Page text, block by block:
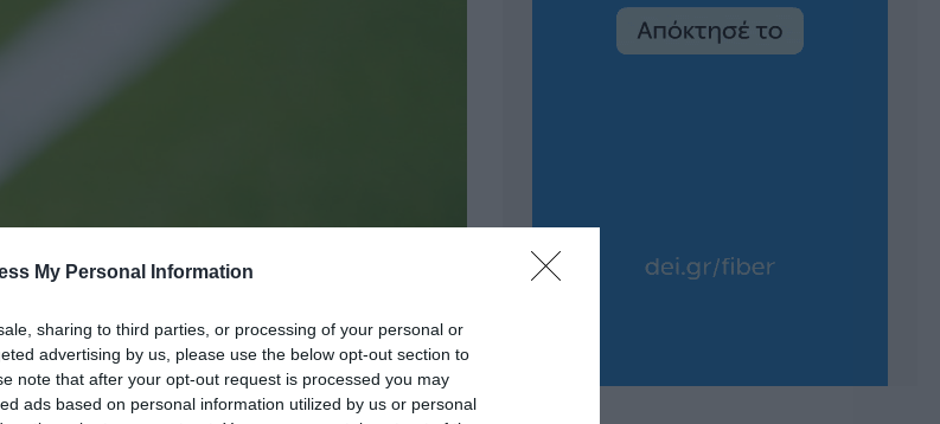
My Personal Information
sharing to third parties, or processing of your personal or
advertising by us, please use the below opt-out section to
note that after your opt-out request is processed you may
ads based on personal information utilized by us or personal